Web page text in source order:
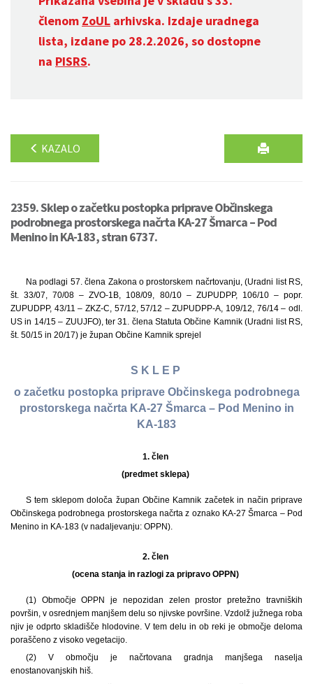
členom ZoUL arhivska. Izdaje uradnega
lista, izdane po 28.2.2026, so dostopne
na PISRS.
KAZALO
2359. Sklep o začetku postopka priprave Občinskega
podrobnega prostorskega načrta KA-27 Šmarca – Pod
Menino in KA-183, stran 6737.
Na podlagi 57. člena Zakona o prostorskem načrtovanju, (Uradni list RS,
št. 33/07, 70/08 – ZVO-1B, 108/09, 80/10 – ZUPUDPP, 106/10 – popr.
ZUPUDPP, 43/11 – ZKZ-C, 57/12, 57/12 – ZUPUDPP-A, 109/12, 76/14 – odl.
US in 14/15 – ZUUJFO), ter 31. člena Statuta Občine Kamnik (Uradni list RS,
št. 50/15 in 20/17) je župan Občine Kamnik sprejel
S K L E P
o začetku postopka priprave Občinskega podrobnega
prostorskega načrta KA-27 Šmarca – Pod Menino in
KA-183
1. člen
(predmet sklepa)
S tem sklepom določa župan Občine Kamnik začetek in način priprave
Občinskega podrobnega prostorskega načrta z oznako KA-27 Šmarca – Pod
Menino in KA-183 (v nadaljevanju: OPPN).
2. člen
(ocena stanja in razlogi za pripravo OPPN)
(1) Območje OPPN je nepozidan zelen prostor pretežno travniških
površin, v osrednjem manjšem delu so njivske površine. Vzdolž južnega roba
njiv je odprto skladišče hlodovine. V tem delu in ob reki je območje deloma
poraščeno z visoko vegetacijo.
(2) V območju je načrtovana gradnja manjšega naselja
enostanovanjskih hiš.